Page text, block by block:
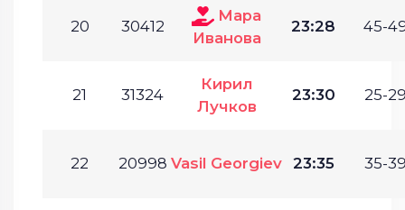
20 30412
Мара
Иванова
23:28 45-
21 31324
Кирил
Лучков
23:30 25-
22 20998 Vasil Georgiev 23:35 35-